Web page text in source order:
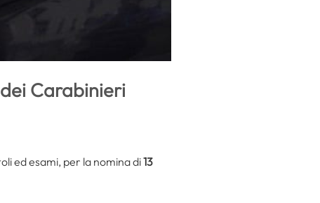
Carabinieri
ed esami, per la nomina di13